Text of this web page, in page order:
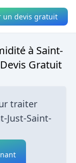
un devis gratuit
à Saint-
Gratuit
traiter
Just-Saint-